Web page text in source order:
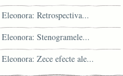
Retrospectiva...
Stenogramele...
Zece efecte ale...